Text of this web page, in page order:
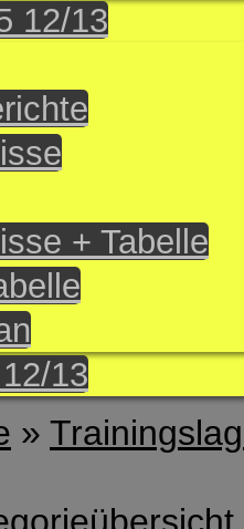
12/13
+ Tabelle
13
»